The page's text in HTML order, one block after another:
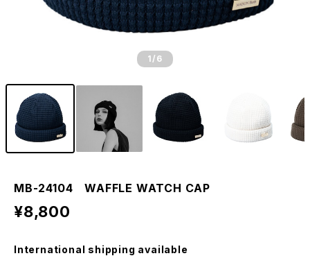
1 /6
MB-24104 WAFFLE WATCH CAP
¥8,800
International shipping available